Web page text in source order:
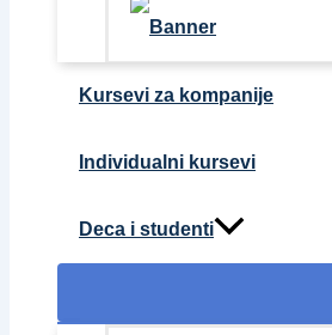
Kursevi za kompanije
Individualni kursevi
Deca i studenti